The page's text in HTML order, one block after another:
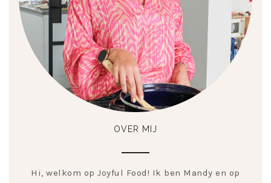
OVER MIJ
Hi, welkom op Joyful Food! Ik ben Mandy en op